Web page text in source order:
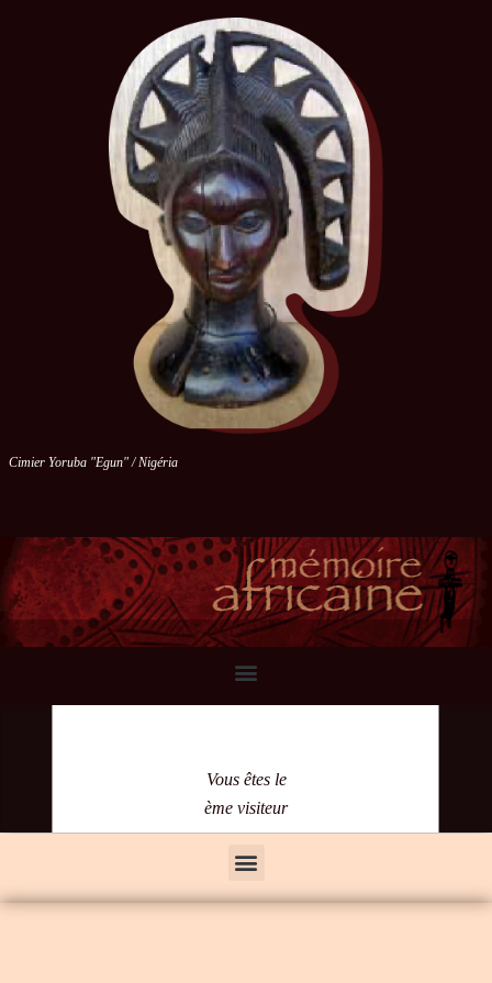
Cimier Yoruba "Egun" / Nigéria
Vous êtes le
ème visiteur